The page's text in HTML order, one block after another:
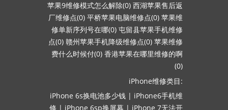
苹果9维修模式怎么解除(0) 西湖苹果售后返
厂维修点(0) 平桥苹果电脑维修点(0) 苹果维
修单新序列号在哪(0) 屯留县苹果手机维修
点(0) 赣州苹果手机降级维修点(0) 苹果维修
费什么时候付(0) 香港苹果在哪里维修的啊
(0)
iPhone维修类目:
iPhone 6s换电池多少钱 | iPhone6手机维
修 | iPhone 6sp换屏幕 | iPhone 7无法开